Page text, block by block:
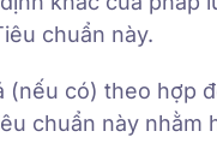
chuẩn này.
(nếu có) theo hợp
chuẩn này nhằm